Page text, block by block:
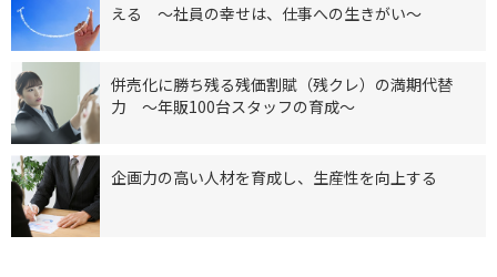
える ～社員の幸せは、仕事への生きがい～
併売化に勝ち残る残価割賦（残クレ）の満期代替
力 ～年販100台スタッフの育成～
企画力の高い人材を育成し、生産性を向上する